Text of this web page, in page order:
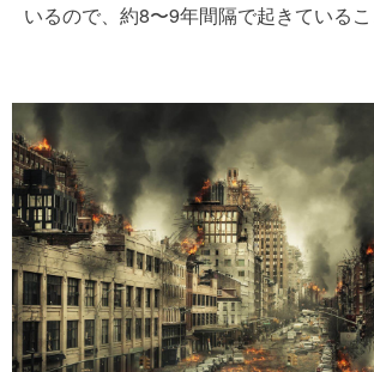
いるので、約8〜9年間隔で起きているこ